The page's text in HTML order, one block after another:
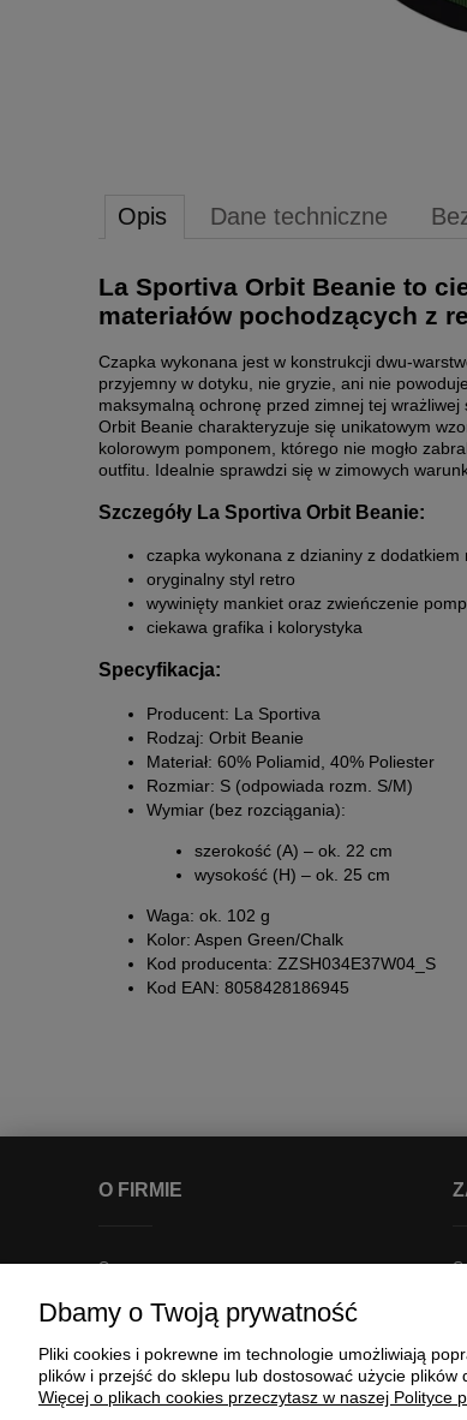
Opis Dane techniczne
La Sportiva Orbit Beanie to
materiałów pochodzących z
Czapka wykonana jest w konstrukcji dwu-
przyjemny w dotyku, nie gryzie, ani nie
maksymalną ochronę przed zimnej tej
Orbit Beanie charakteryzuje się unikatowym
kolorowym pomponem, którego nie mogło
outfitu. Idealnie sprawdzi się w zimowych
Szczegóły La Sportiva Orbit Beanie:
czapka wykonana z dzianiny z dodatkiem
oryginalny styl retro
wywinięty mankiet oraz zwieńczenie
ciekawa grafika i kolorystyka
Specyfikacja:
Producent: La Sportiva
Rodzaj: Orbit Beanie
Materiał: 60% Poliamid, 40% Poliester
Rozmiar: S (odpowiada rozm. S/M)
Wymiar (bez rozciągania):
szerokość (A) – ok. 22 cm
wysokość (H) – ok. 25 cm
Waga: ok. 102 g
Kolor: Aspen Green/Chalk
Kod producenta: ZZSH034E37W04_S
Kod EAN: 8058428186945
O FIRMIE
O nas
Regulaminy
Polityka prywatności
Punkt odbioru
Dbamy o Twoją prywatność
Pliki cookies i pokrewne im technologie umożliwiają
plików i przejść do sklepu lub dostosować użycie
Więcej o plikach cookies przeczytasz w naszej Polityce